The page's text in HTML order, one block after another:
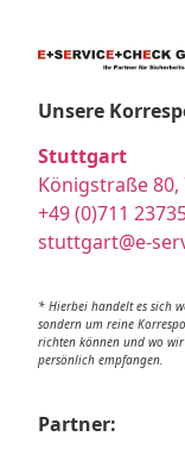
Unsere
Stuttgart
Königstraße
+49 (0)711
stuttgart@e-
* Hierbei handelt es sich
sondern um reine
richten können und wo
persönlich empfangen.
Partner: